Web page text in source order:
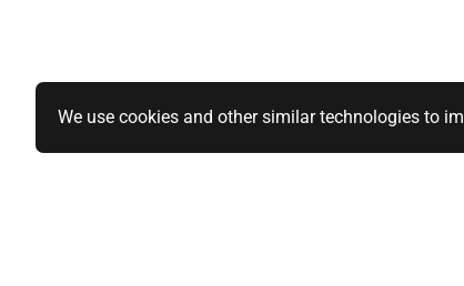
We use cookies and other similar technologies to